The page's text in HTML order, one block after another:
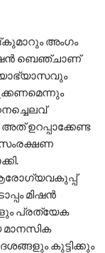
അംഗം
ബെഞ്ചാണ്
ഉറപ്പാക്കേണ്ട
സംരക്ഷണ
മിഷന്‍
പ്രത്യേക
കുട്ടിക്കും